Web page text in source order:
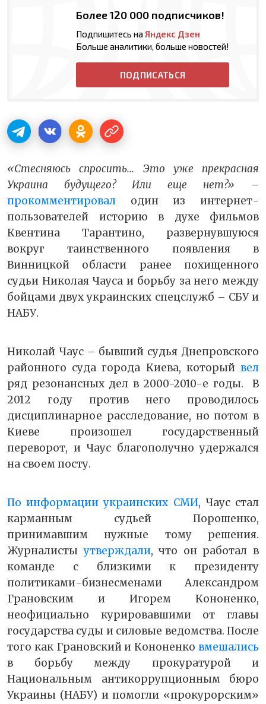
Более 120 000 подписчиков!
Подпишитесь на Яндекс Дзен
Больше аналитики, больше новостей!
ПОДПИСАТЬСЯ
«Стесняюсь спросить... Это уже прекрасная
Украина будущего? Или еще нет?» –
прокомментировал один из интернет-
пользователей историю в духе фильмов
Квентина Тарантино, развернувшуюся
вокруг таинственного появления в
Винницкой области ранее похищенного
судьи Николая Чауса и борьбу за него между
бойцами двух украинских спецслужб – СБУ и
НАБУ.
Николай Чаус – бывший судья Днепровского
районного суда города Киева, который вел
ряд резонансных дел в 2000-2010-е годы. В
2012 году против него проводилось
дисциплинарное расследование, но потом в
Киеве произошел государственный
переворот, и Чаус благополучно удержался
на своем посту.
По информации украинских СМИ, Чаус стал
карманным судьей Порошенко,
принимавшим нужные тому решения.
Журналистыутверждали, что он работал в
команде с близкими к президенту
политиками-бизнесменами Александром
Грановским и Игорем Кононенко,
неофициально курировавшими от главы
государства суды и силовые ведомства. После
того как Грановский и Кононенко вмешались
в борьбу между прокуратурой и
Национальным антикоррупционным бюро
Украины (НАБУ) и помогли «прокурорским»